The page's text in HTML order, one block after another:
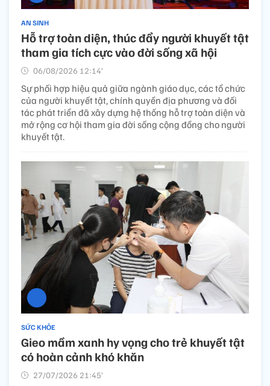
AN SINH
Hỗ trợ toàn diện, thúc đẩy người khuyết tật
tham gia tích cực vào đời sống xã hội
06/08/2026 12:14’
Sự phối hợp hiệu quả giữa ngành giáo dục, các tổ chức
của người khuyết tật, chính quyền địa phương và đối
tác phát triển đã xây dựng hệ thống hỗ trợ toàn diện và
mở rộng cơ hội tham gia đời sống cộng đồng cho người
khuyết tật.
SỨC KHỎE
Gieo mầm xanh hy vọng cho trẻ khuyết tật
có hoàn cảnh khó khăn
27/07/2026 21:45’